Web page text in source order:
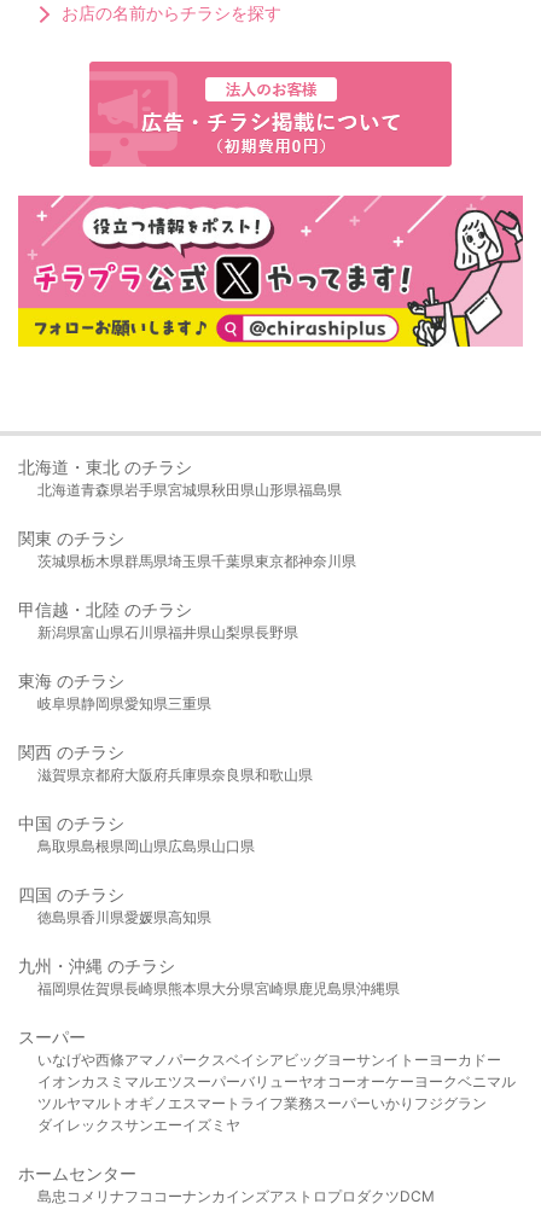
お店の名前からチラシを探す
北海道・東北 のチラシ
北海道青森県岩手県宮城県秋田県山形県福島県
関東 のチラシ
茨城県栃木県群馬県埼玉県千葉県東京都神奈川県
甲信越・北陸 のチラシ
新潟県富山県石川県福井県山梨県長野県
東海 のチラシ
岐阜県静岡県愛知県三重県
関西 のチラシ
滋賀県京都府大阪府兵庫県奈良県和歌山県
中国 のチラシ
鳥取県島根県岡山県広島県山口県
四国 のチラシ
徳島県香川県愛媛県高知県
九州・沖縄 のチラシ
福岡県佐賀県長崎県熊本県大分県宮崎県鹿児島県沖縄県
スーパー
いなげや西條アマノパークスベイシア ビッグヨーサンイトーヨーカドー
イオンカスミ マルエツスーパーバリューヤオコーオーケー ヨークベニマル
ツルヤマルト オギノ エスマート ライフ業務スーパーいかり フジグラン
ダイレックスサンエーイズミヤ
ホームセンター
島忠 コメリ ナフコ コーナンカインズアストロプロダクツDCM